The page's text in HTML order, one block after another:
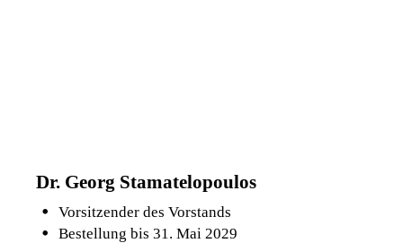
Dr. Georg Stamatelopoulos
Vorsitzender des Vorstands
Bestellung bis 31. Mai 2029